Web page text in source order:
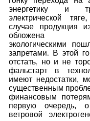
энергетику и
электрической
случае продукция
обложена
экологическими
запретами. В этой
отстать, но и не
фальстарт в
имеют недостатки,
существенным
финансовым
первую очередь,
ветровой